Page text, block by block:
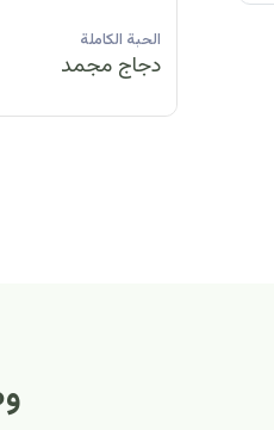
الحبة الكاملة
دجاج مبرد